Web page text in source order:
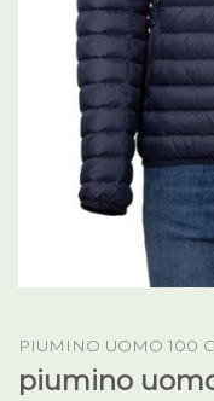
PIUMINO UOMO 100
piumino